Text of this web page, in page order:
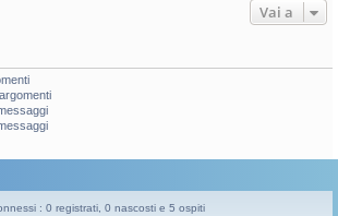
Vai a
: 0 registrati, 0 nascosti e 5 ospiti